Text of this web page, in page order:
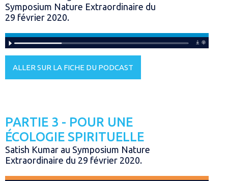
Symposium Nature Extraordinaire du
29 février 2020.
ALLER SUR LA FICHE DU PODCAST
PARTIE 3 - POUR UNE
ÉCOLOGIE SPIRITUELLE
Satish Kumar au Symposium Nature
Extraordinaire du 29 février 2020.